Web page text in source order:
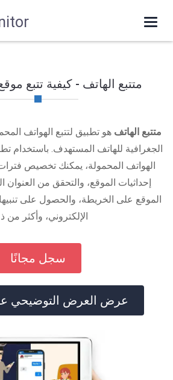
Toggle
navigation
متتبع الهاتف - كيفية تتبع
متتبع الهاتف هو تطبيق لتتبع الهواتف
إحداثيات الموقع، والتحقق من
الموقع على الخريطة، والحصول على
الإلكتروني، وأكثر من
سجل مجانًا
عرض العرض التوضيحي